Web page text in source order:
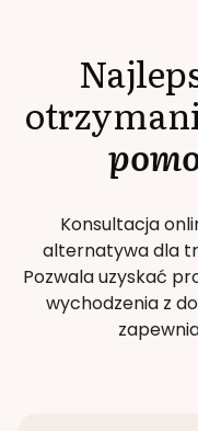
Konsultacja
alternatywa dla
Pozwala uzyskać
wychodzenia z